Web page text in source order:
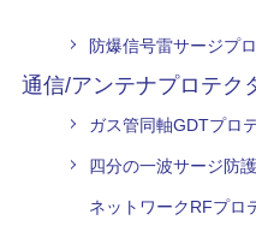
防爆信号雷サージプ
通信/アンテナプロテク
ガス管同軸GDTプロ
四分の一波サージ防
ネットワークRFプロ